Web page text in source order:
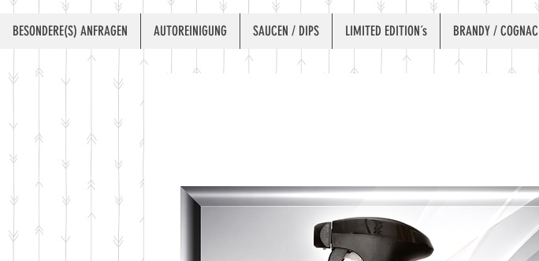
BESONDERE(S) ANFRAGEN AUTOREINIGUNG SAUCEN / DIPS LIMITED EDITION´s BRANDY / COGNAC